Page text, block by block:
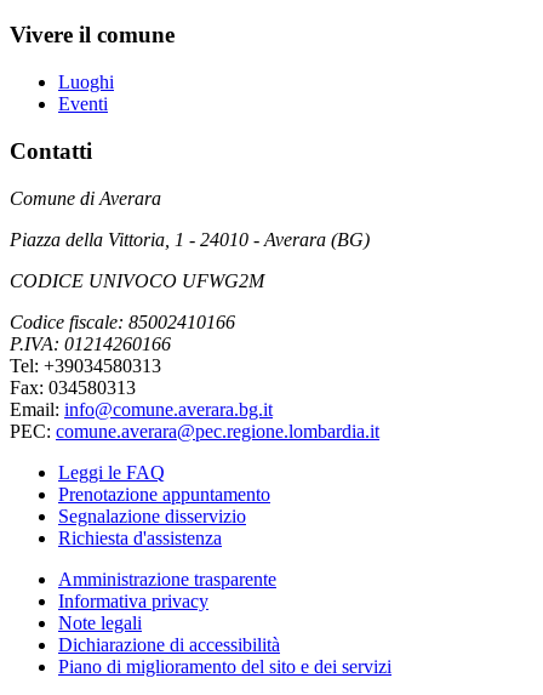
Vivere il comune
Luoghi
Eventi
Contatti
Comune di Averara
Piazza della Vittoria, 1 - 24010 - Averara (BG)
CODICE UNIVOCO UFWG2M
Codice fiscale: 85002410166
P.IVA: 01214260166
Tel: +39034580313
Fax: 034580313
Email: info@comune.averara.bg.it
PEC: comune.averara@pec.regione.lombardia.it
Leggi le FAQ
Prenotazione appuntamento
Segnalazione disservizio
Richiesta d'assistenza
Amministrazione trasparente
Informativa privacy
Note legali
Dichiarazione di accessibilità
Piano di miglioramento del sito e dei servizi